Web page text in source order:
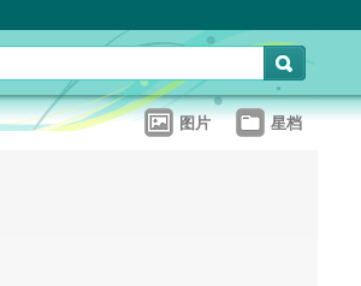
图片 星档